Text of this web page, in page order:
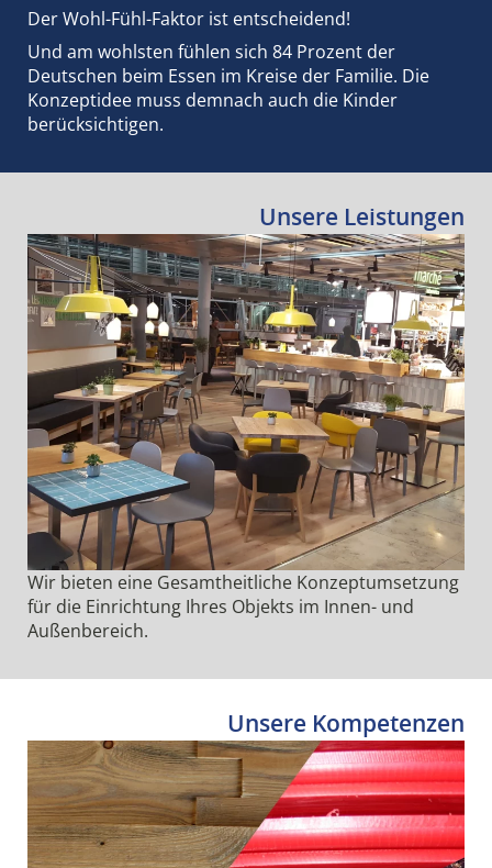
Der Wohl-Fühl-Faktor ist entscheidend!
Und am wohlsten fühlen sich 84 Prozent der
Deutschen beim Essen im Kreise der Familie. Die
Konzeptidee muss demnach auch die Kinder
berücksichtigen.
Unsere Leistungen
Wir bieten eine Gesamtheitliche Konzeptumsetzung
für die Einrichtung Ihres Objekts im Innen- und
Außenbereich.
Unsere Kompetenzen